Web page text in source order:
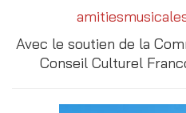
Avec le soutien de la
Conseil Culturel